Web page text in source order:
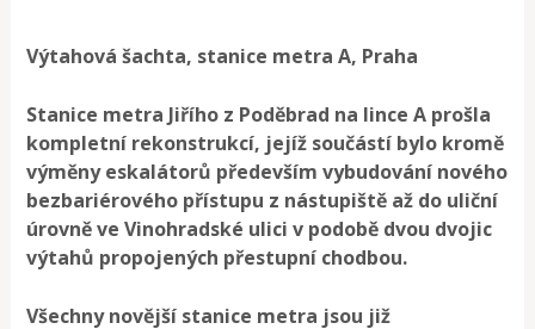
Výtahová šachta, stanice metra A, Praha
Stanice metra Jiřího z Poděbrad na lince A prošla
kompletní rekonstrukcí, jejíž součástí bylo kromě
výměny eskalátorů především vybudování nového
bezbariérového přístupu z nástupiště až do uliční
úrovně ve Vinohradské ulici v podobě dvou dvojic
výtahů propojených přestupní chodbou.
Všechny novější stanice metra jsou již